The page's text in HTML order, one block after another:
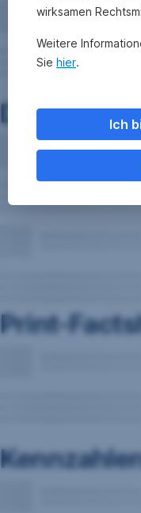
Dokumente
Print-
wirksamen
Weitere
Sie hier.
Ich